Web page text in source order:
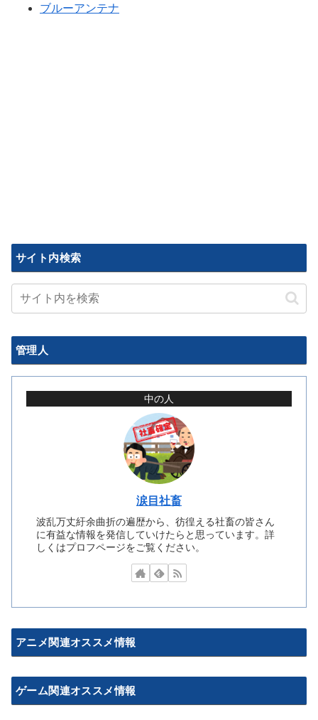
ブルーアンテナ
サイト内検索
管理人
中の人
涙目社畜
波乱万丈紆余曲折の遍歴から、彷徨える社畜の皆さん
に有益な情報を発信していけたらと思っています。詳
しくはプロフページをご覧ください。
アニメ関連オススメ情報
ゲーム関連オススメ情報